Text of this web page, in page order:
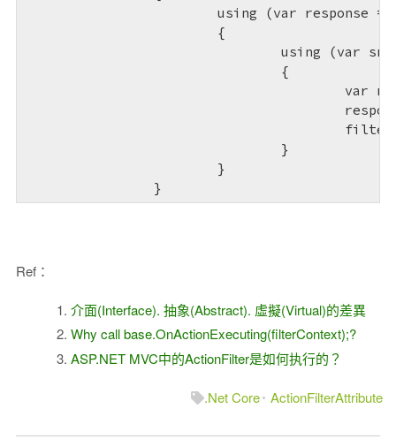
		}
Ref：
介面(Interface). 抽象(Abstract). 虛擬(Virtual)的差異
Why call base.OnActionExecuting(filterContext);?
ASP.NET MVC中的ActionFilter是如何执行的？
.Net Core ActionFilterAttribute